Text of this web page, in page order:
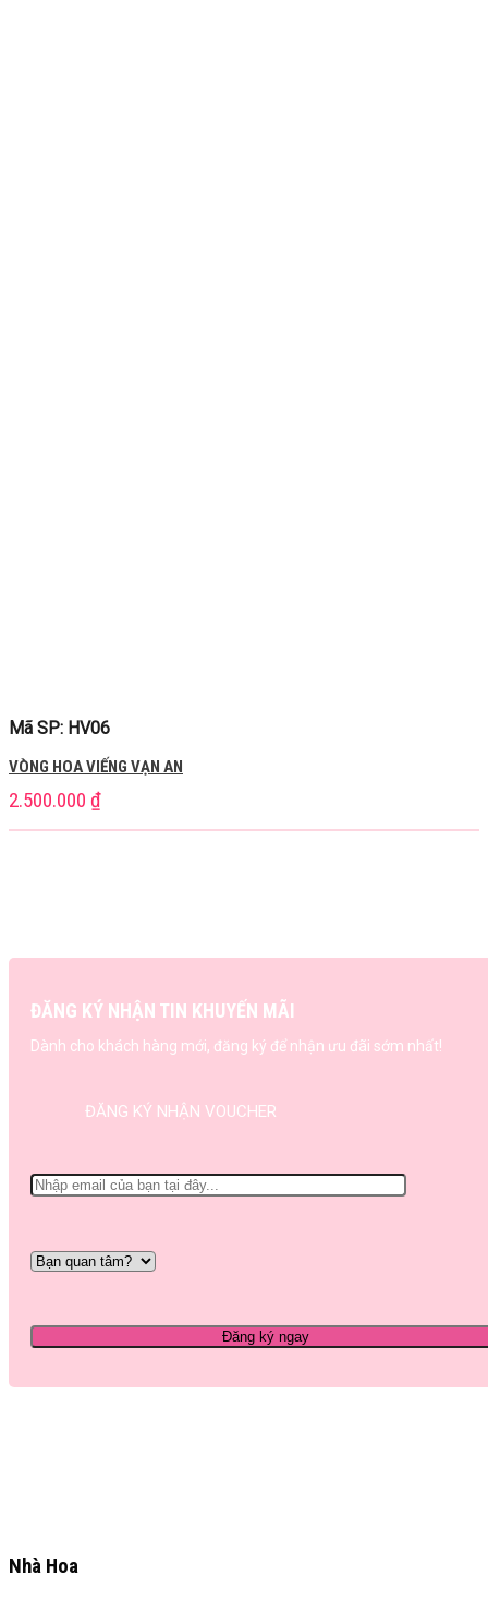
Mã SP: HV06
VÒNG HOA VIẾNG VẠN AN
2.500.000 ₫
ĐĂNG KÝ NHẬN TIN KHUYẾN MÃI
Dành cho khách hàng mới, đăng ký để nhận ưu đãi sớm nhất!
ĐĂNG KÝ NHẬN VOUCHER
Nhà Hoa